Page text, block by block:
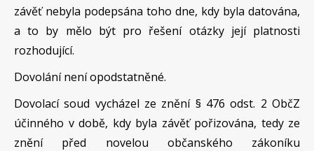
závěť nebyla podepsána toho dne, kdy byla datována,
a to by mělo být pro řešení otázky její platnosti
rozhodující.
Dovolání není opodstatněné.
Dovolací soud vycházel ze znění § 476 odst. 2 ObčZ
účinného v době, kdy byla závěť pořizována, tedy ze
znění před novelou občanského zákoníku